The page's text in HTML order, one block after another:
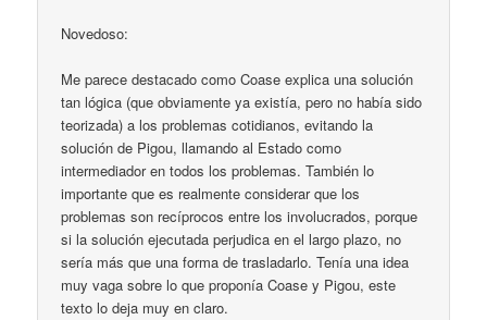
Novedoso:
Me parece destacado como Coase explica una solución
tan lógica (que obviamente ya existía, pero no había sido
teorizada) a los problemas cotidianos, evitando la
solución de Pigou, llamando al Estado como
intermediador en todos los problemas. También lo
importante que es realmente considerar que los
problemas son recíprocos entre los involucrados, porque
si la solución ejecutada perjudica en el largo plazo, no
sería más que una forma de trasladarlo. Tenía una idea
muy vaga sobre lo que proponía Coase y Pigou, este
texto lo deja muy en claro.